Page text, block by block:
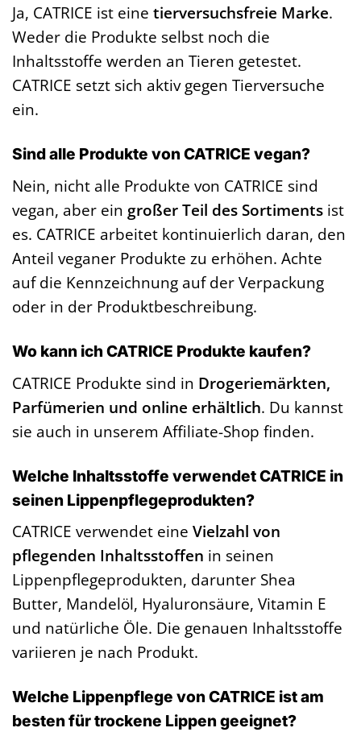
Ja, CATRICE ist eine tierversuchsfreie Marke.
Weder die Produkte selbst noch die
Inhaltsstoffe werden an Tieren getestet.
CATRICE setzt sich aktiv gegen Tierversuche
ein.
Sind alle Produkte von CATRICE vegan?
Nein, nicht alle Produkte von CATRICE sind
vegan, aber ein großer Teil des Sortiments ist
es. CATRICE arbeitet kontinuierlich daran, den
Anteil veganer Produkte zu erhöhen. Achte
auf die Kennzeichnung auf der Verpackung
oder in der Produktbeschreibung.
Wo kann ich CATRICE Produkte kaufen?
CATRICE Produkte sind in Drogeriemärkten,
Parfümerien und online erhältlich. Du kannst
sie auch in unserem Affiliate-Shop finden.
Welche Inhaltsstoffe verwendet CATRICE in
seinen Lippenpflegeprodukten?
CATRICE verwendet eine Vielzahl von
pflegenden Inhaltsstoffen in seinen
Lippenpflegeprodukten, darunter Shea
Butter, Mandelöl, Hyaluronsäure, Vitamin E
und natürliche Öle. Die genauen Inhaltsstoffe
variieren je nach Produkt.
Welche Lippenpflege von CATRICE ist am
besten für trockene Lippen geeignet?